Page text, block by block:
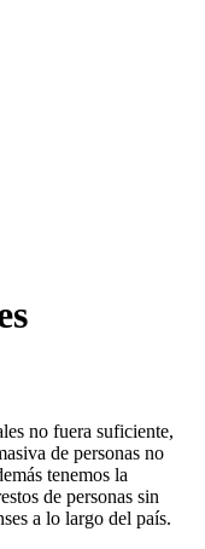
no fuera suficiente,
de personas no
tenemos la
de personas sin
a lo largo del país.